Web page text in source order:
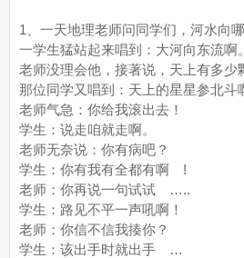
1、一天地理老师问同学们，河水向
一学生猛站起来唱到：大河向东流啊。
老师没理会他，接著说，天上有多少
那位同学又唱到：天上的星星参北斗
老师气急：你给我滚出去！
学生：说走咱就走啊。
老师无奈说：你有病吧？
学生：你有我有全都有啊 !
老师：你再说一句试试 …..
学生：路见不平一声吼啊！
老师：你信不信我揍你？
学生：该出手时就出手 …